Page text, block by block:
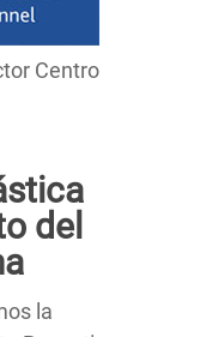
Centro
del
la